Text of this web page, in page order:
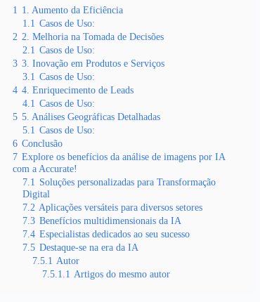
1 1. Aumento da Eficiência
1.1 Casos de Uso:
2 2. Melhoria na Tomada de Decisões
2.1 Casos de Uso:
3 3. Inovação em Produtos e Serviços
3.1 Casos de Uso:
4 4. Enriquecimento de Leads
4.1 Casos de Uso:
5 5. Análises Geográficas Detalhadas
5.1 Casos de Uso:
6 Conclusão
7 Explore os benefícios da análise de imagens por IA
com a Accurate!
7.1 Soluções personalizadas para Transformação
Digital
7.2 Aplicações versáteis para diversos setores
7.3 Benefícios multidimensionais da IA
7.4 Especialistas dedicados ao seu sucesso
7.5 Destaque-se na era da IA
7.5.1 Autor
7.5.1.1 Artigos do mesmo autor